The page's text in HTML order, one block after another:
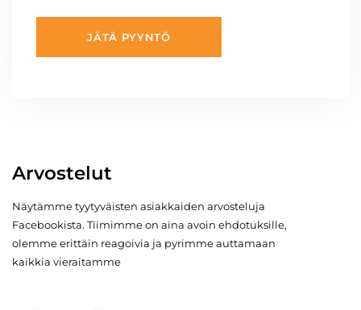
JÄTÄ PYYNTÖ
Arvostelut
Näytämme tyytyväisten asiakkaiden arvosteluja
Facebookista. Tiimimme on aina avoin ehdotuksille,
olemme erittäin reagoivia ja pyrimme auttamaan
kaikkia vieraitamme